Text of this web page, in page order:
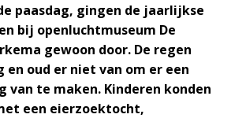
paasdag, gingen de jaarlijkse
bij openluchtmuseum De
gewoon door. De regen
oud er niet van om er een
van te maken. Kinderen konden
een eierzoektocht,